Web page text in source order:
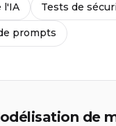
l'IA Tests de
prompts
de